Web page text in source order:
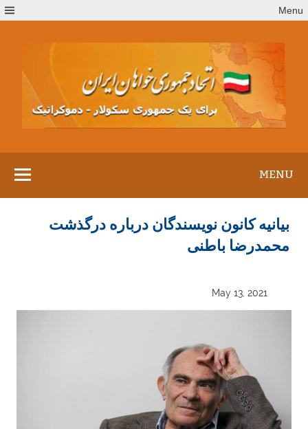
to
Menu
MENU
بیانیه کانون نویسندگان درباره درگذشت
محمدرضا باطنی
May 13, 2021